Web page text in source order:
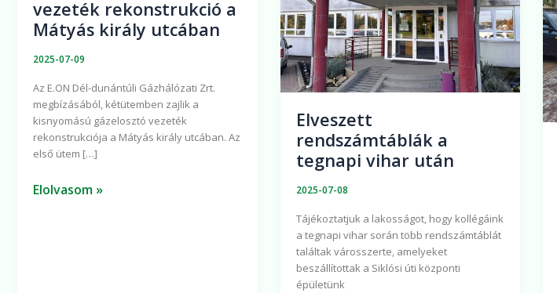
vezeték rekonstrukció a
Mátyás király utcában
2025-07-09
Az E.ON Dél-dunántúli Gázhálózati Zrt.
megbízásából, kétütemben zajlik a
kisnyomású gázelosztó vezeték
rekonstrukciója a Mátyás király utcában. Az
első ütem […]
kisnyomású
gázelosztó
a
Mátyás
király
utcában
Elolvasom »
Elveszett
rendszámtáblák a
tegnapi vihar után
2025-07-08
Tájékoztatjuk a lakosságot, hogy kollégáink
a tegnapi vihar során több rendszámtáblát
találtak városszerte, amelyeket
beszállítottak a Siklósi úti központi
épületünk
tegnapi
vihar
után